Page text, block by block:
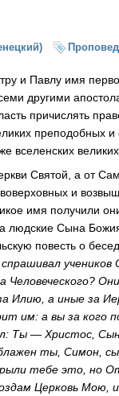
и Павлу имя
другими
причислять
преподобных и
вселенских
Святой, а от
и
имя получили
людские Сына
повесть о
учеников
Илию, а иные за
им: а вы за
Ты — Христос,
ты, Симон,
тебе это, но
Церковь Мою,